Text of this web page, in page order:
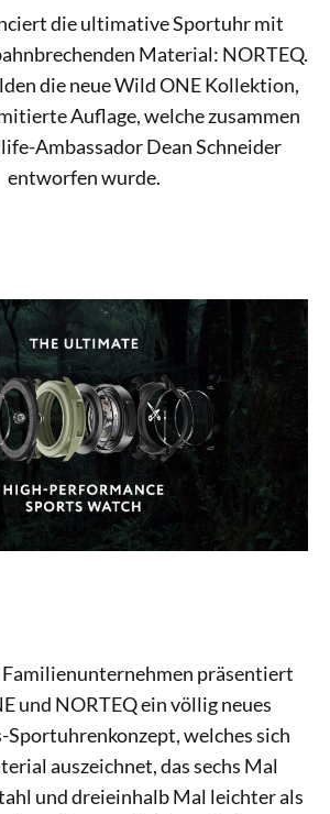
die ultimative Sportuhr mit
Material: NORTEQ.
die neue Wild ONE Kollektion,
Auflage, welche zusammen
Ambassador Dean Schneider
entworfen wurde.
Familienunternehmen präsentiert
und NORTEQ ein völlig neues
welches sich
auszeichnet, das sechs Mal
und dreieinhalb Mal leichter als